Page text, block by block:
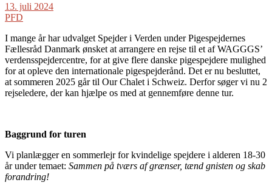
13. juli 2024
PFD
I mange år har udvalget Spejder i Verden under Pigespejdernes
Fællesråd Danmark ønsket at arrangere en rejse til et af WAGGGS’
verdensspejdercentre, for at give flere danske pigespejdere mulighed
for at opleve den internationale pigespejderånd. Det er nu besluttet,
at sommeren 2025 går til Our Chalet i Schweiz. Derfor søger vi nu 2
rejseledere, der kan hjælpe os med at gennemføre denne tur.
Baggrund for turen
Vi planlægger en sommerlejr for kvindelige spejdere i alderen 18-30
år under temaet: Sammen på tværs af grænser, tænd gnisten og skab
forandring!